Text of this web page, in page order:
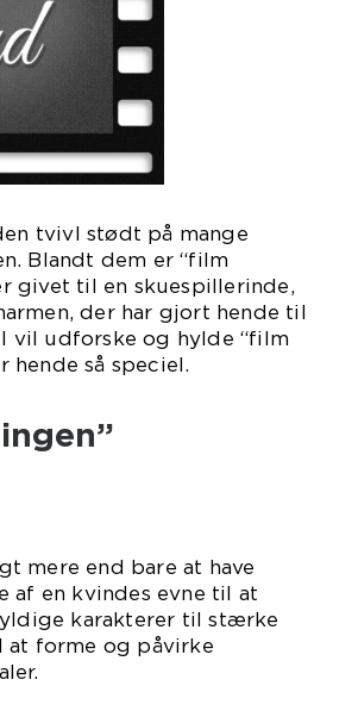
tvivl stødt på mange
Blandt dem er “film
givet til en skuespillerinde,
der har gjort hende til
vil udforske og hylde “film
hende så speciel.
mere end bare at have
af en kvindes evne til at
karakterer til stærke
at forme og påvirke